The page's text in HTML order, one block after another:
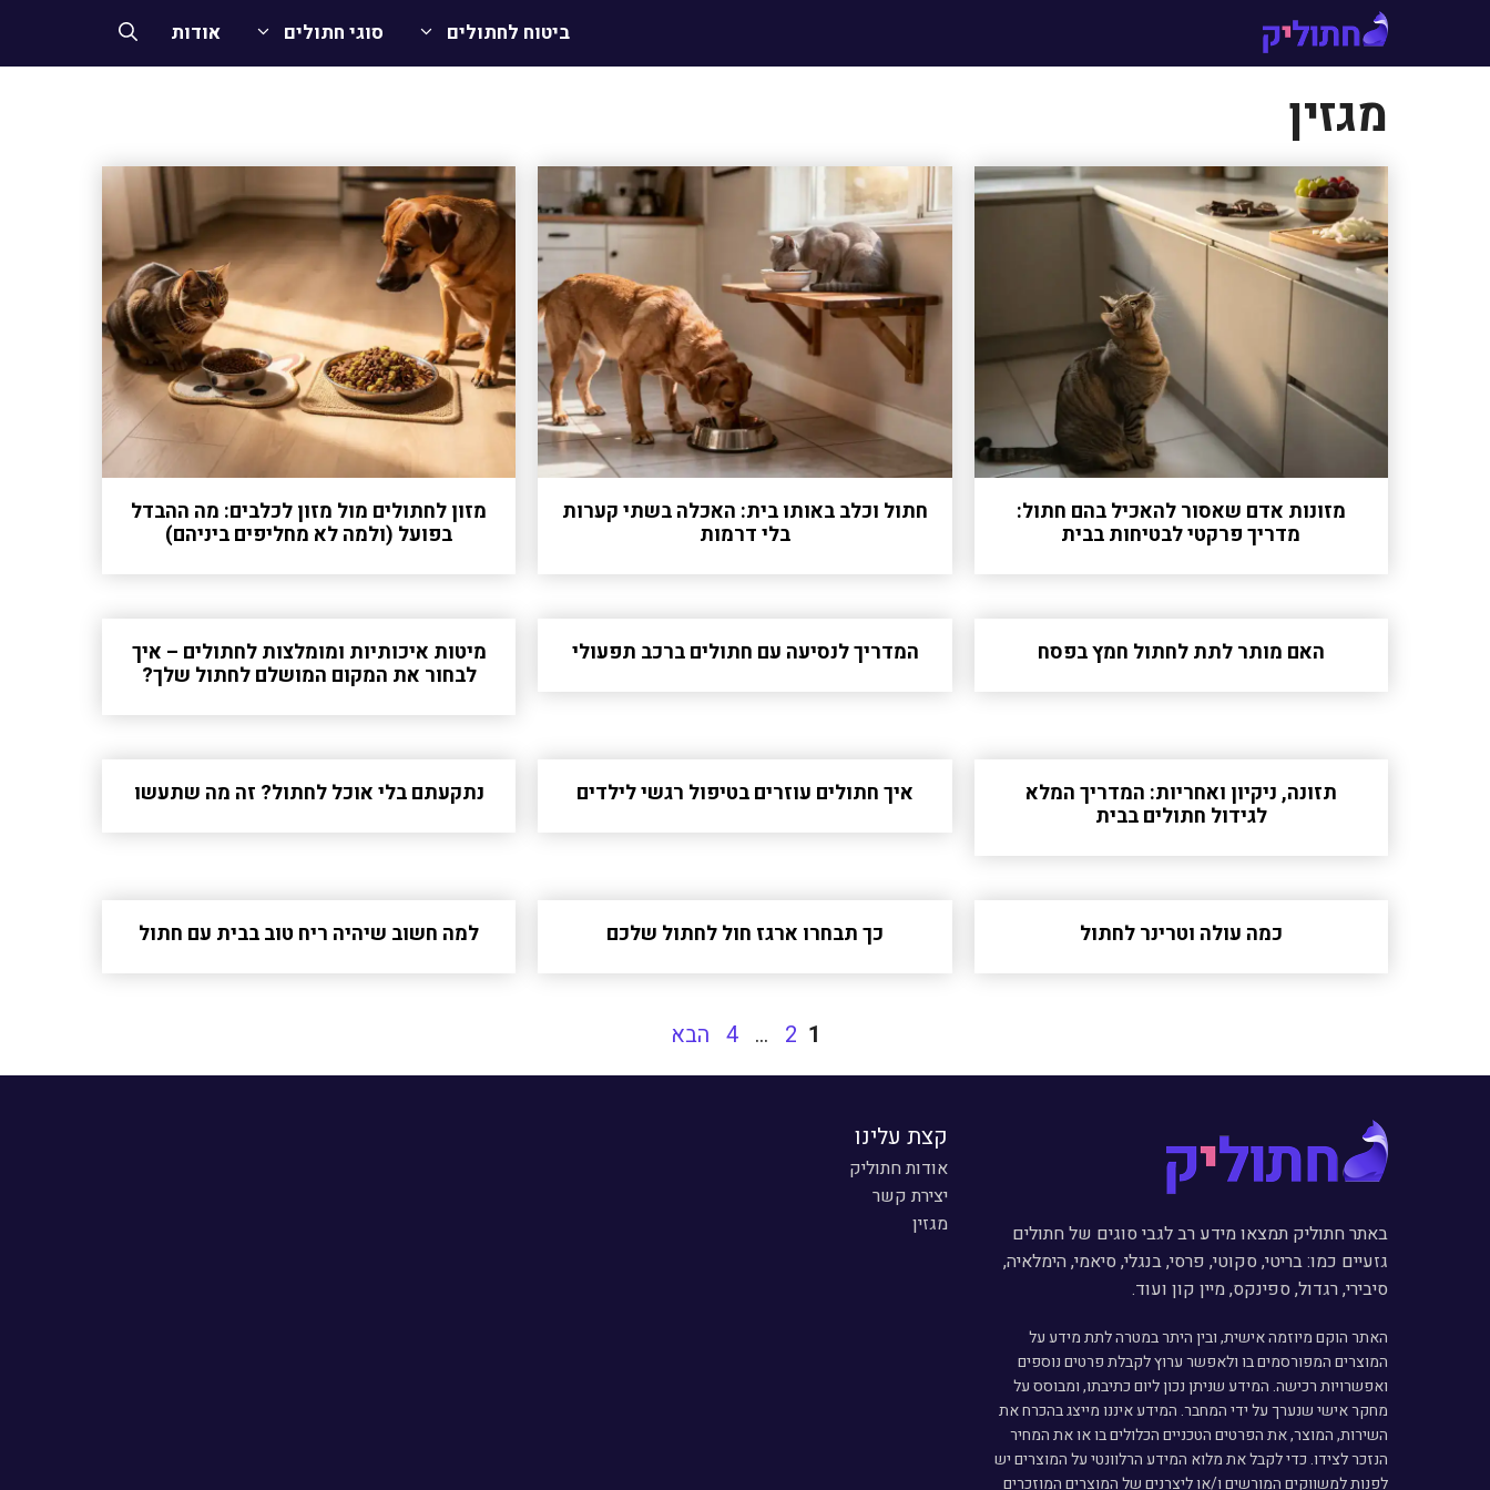
ביטוח לחתולים סוגי חתולים אודות
מגזין
מזונות אדם שאסור להאכיל בהם חתול:
מדריך פרקטי לבטיחות בבית
חתול וכלב באותו בית: האכלה בשתי קערות
בלי דרמות
מזון לחתולים מול מזון לכלבים: מה ההבדל
בפועל (ולמה לא מחליפים ביניהם)
האם מותר לתת לחתול חמץ בפסח המדריך לנסיעה עם חתולים ברכב תפעולי מיטות איכותיות ומומלצות לחתולים – איך
לבחור את המקום המושלם לחתול שלך?
תזונה, ניקיון ואחריות: המדריך המלא
לגידול חתולים בבית
איך חתולים עוזרים בטיפול רגשי לילדים נתקעתם בלי אוכל לחתול? זה מה שתעשו
כמה עולה וטרינר לחתול כך תבחרו ארגז חול לחתול שלכם למה חשוב שיהיה ריח טוב בבית עם חתול
עמוד
1
2
…
4 הבא
באתר חתוליק תמצאו מידע רב לגבי סוגים של חתולים
גזעיים כמו: בריטי, סקוטי, פרסי, בנגלי, סיאמי, הימלאיה,
סיבירי, רגדול, ספינקס, מיין קון ועוד.
האתר הוקם מיוזמה אישית, ובין היתר במטרה לתת מידע על
המוצרים המפורסמים בו ולאפשר ערוץ לקבלת פרטים נוספים
ואפשרויות רכישה. המידע שניתן נכון ליום כתיבתו, ומבוסס על
מחקר אישי שנערך על ידי המחבר. המידע איננו מייצג בהכרח את
השירות, המוצר, את הפרטים הטכניים הכלולים בו או את המחיר
הנזכר לצידו. כדי לקבל את מלוא המידע הרלוונטי על המוצרים יש
לפנות למשווקים המורשים ו/או ליצרנים של המוצרים המוזכרים
קצת עלינו
אודות חתוליק
יצירת קשר
מגזין